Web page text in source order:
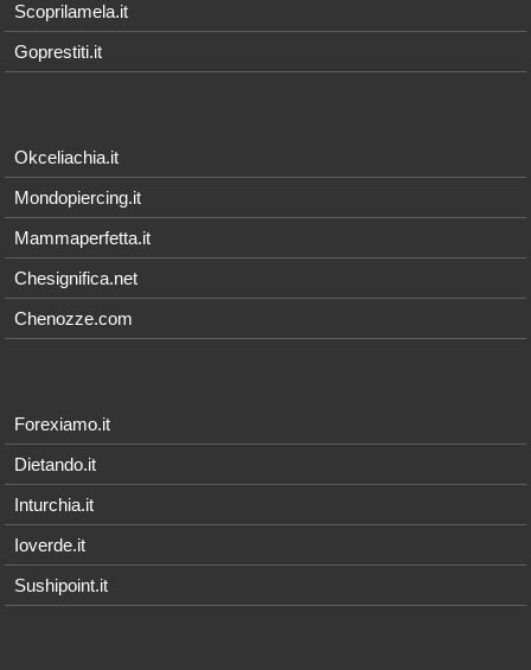
Scoprilamela.it
Goprestiti.it
Okceliachia.it
Mondopiercing.it
Mammaperfetta.it
Chesignifica.net
Chenozze.com
Forexiamo.it
Dietando.it
Inturchia.it
Ioverde.it
Sushipoint.it